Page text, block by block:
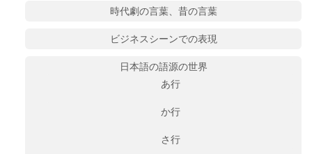
時代劇の言葉、昔の言葉
ビジネスシーンでの表現
日本語の語源の世界
あ行
か行
さ行